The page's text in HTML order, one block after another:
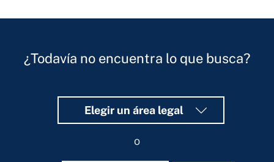
¿Todavía no encuentra lo que busca?
Elegir un área legal
o